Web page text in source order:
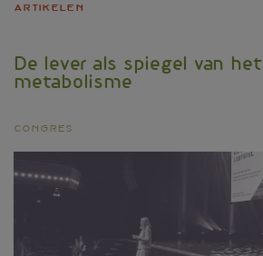
Artikelen
De lever als spiegel van het
metabolisme
Congres